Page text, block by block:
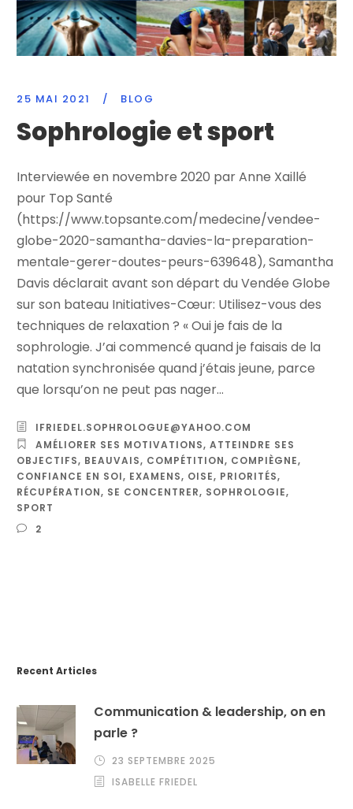
25 MAI 2021 / BLOG
Sophrologie et sport
Interviewée en novembre 2020 par Anne Xaillé
pour Top Santé
(https://www.topsante.com/medecine/vendee-
globe-2020-samantha-davies-la-preparation-
mentale-gerer-doutes-peurs-639648), Samantha
Davis déclarait avant son départ du Vendée Globe
sur son bateau Initiatives-Cœur: Utilisez-vous des
techniques de relaxation ? « Oui je fais de la
sophrologie. J’ai commencé quand je faisais de la
natation synchronisée quand j’étais jeune, parce
que lorsqu’on ne peut pas nager...
IFRIEDEL.SOPHROLOGUE@YAHOO.COM
AMÉLIORER SES MOTIVATIONS, ATTEINDRE SES
OBJECTIFS, BEAUVAIS, COMPÉTITION, COMPIÈGNE,
CONFIANCE EN SOI, EXAMENS, OISE, PRIORITÉS,
RÉCUPÉRATION, SE CONCENTRER, SOPHROLOGIE,
SPORT
2
Recent Articles
Communication & leadership, on en
parle ?
23 SEPTEMBRE 2025
ISABELLE FRIEDEL